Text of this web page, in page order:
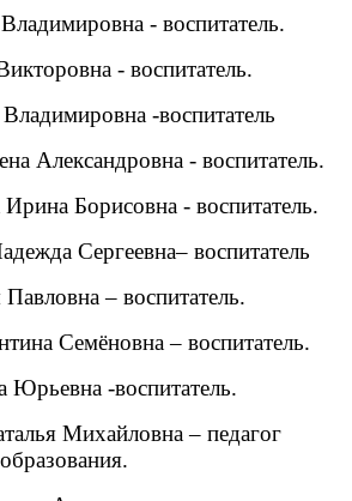
- воспитатель.
- воспитатель.
-воспитатель
Александровна - воспитатель.
Борисовна - воспитатель.
Сергеевна– воспитатель
– воспитатель.
Семёновна – воспитатель.
Юрьевна -воспитатель.
Михайловна – педагог